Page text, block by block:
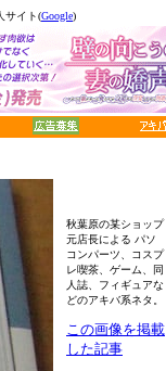
サイト(Google)
秋葉原の某ショップ
元店長による パソ
コンパーツ、コスプ
レ喫茶、ゲーム、同
人誌、フィギュアな
どのアキバ系ネタ。
この画像を掲載
した記事